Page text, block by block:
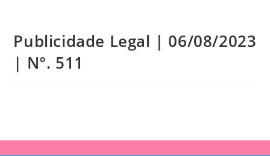
Publicidade Legal | 06/08/2023
| N°. 511